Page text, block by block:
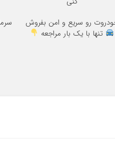
رو سریع و امن بفروش
تنها با یک بار مراجعه